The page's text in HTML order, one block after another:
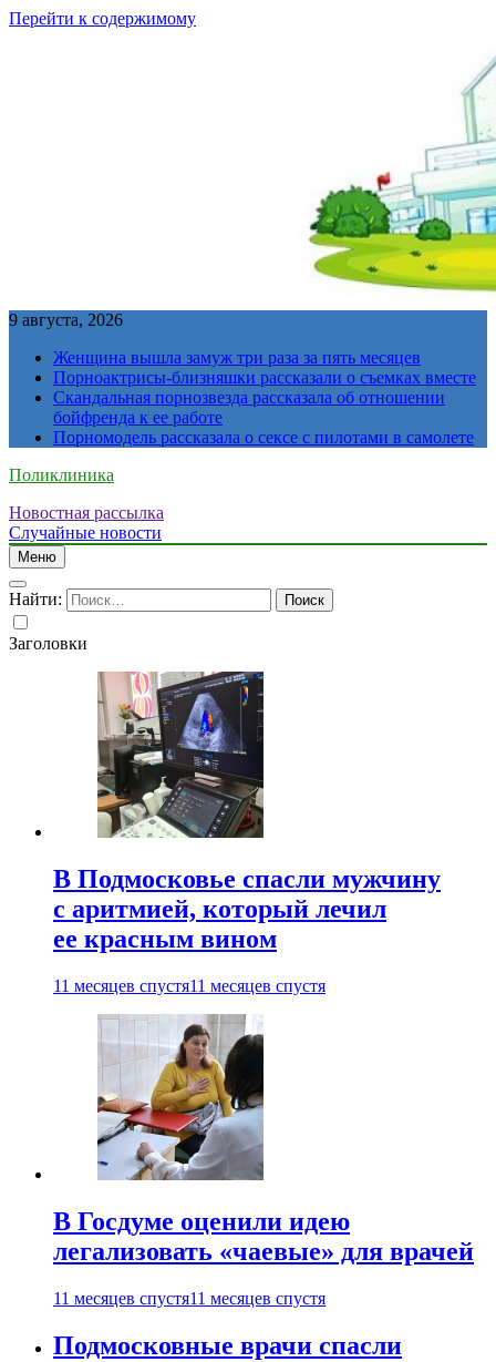
Перейти к содержимому
9 августа, 2026
Женщина вышла замуж три раза за пять месяцев
Порноактрисы-близняшки рассказали о съемках вместе
Скандальная порнозвезда рассказала об отношении
бойфренда к ее работе
Порномодель рассказала о сексе с пилотами в самолете
Поликлиника
Новостная рассылка
Случайные новости
Меню
Найти:
Заголовки
В Подмосковье спасли мужчину
с аритмией, который лечил
ее красным вином
11 месяцев спустя11 месяцев спустя
В Госдуме оценили идею
легализовать «чаевые» для врачей
11 месяцев спустя11 месяцев спустя
Подмосковные врачи спасли